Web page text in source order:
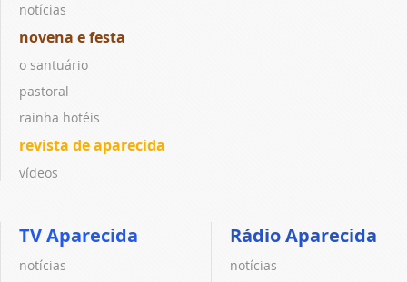
notícias
novena e festa
o santuário
pastoral
rainha hotéis
revista de aparecida
vídeos
TV Aparecida
notícias
Rádio Aparecida
notícias